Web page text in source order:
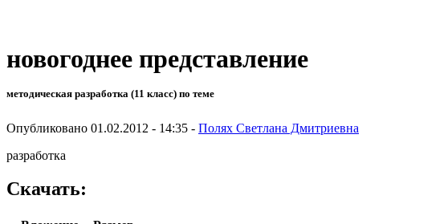
новогоднее представление
методическая разработка (11 класс) по теме
Опубликовано 01.02.2012 - 14:35 - Полях Светлана Дмитриевна
разработка
Скачать: